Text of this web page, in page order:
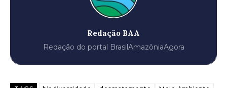
Redação BAA
Redação do portal BrasilAmazôniaAgora